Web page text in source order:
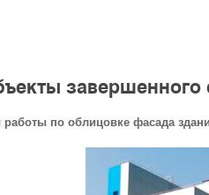
завершенного
по облицовке фасада